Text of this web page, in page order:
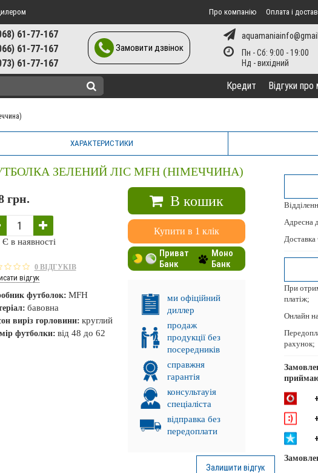
Про компанію Оплата і
61-77-167
61-77-167
61-77-167
Замовити дзвінок
Пн - Сб: 9:00 - 19:00
Кредит Відгуки про
ХАРАКТЕРИСТИКИ
ЗЕЛЕНИЙ ЛІС MFH (НІМЕЧЧИНА)
грн.
Є в наявності
0 ВІДГУКІВ
відгук
футболок: MFH
бавовна
виріз горловини: круглий
футболки: від 48 до 62
В кошик
Купити в 1 клік
Приват
Банк
Моно
Банк
ми офіційний
диллер
продаж
продукції без
посередників
справжня
гарантія
консультауія
спеціаліста
відправка без
передоплати
Залишити відгук
Адресна
Доставка
При
платіж;
Онлайн
рахунок;